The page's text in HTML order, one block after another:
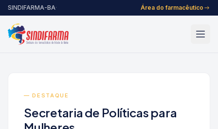
Pular para o conteúdo
SINDIFARMA-BA· Área do farmacêutico
— DESTAQUE
Secretaria de Políticas para